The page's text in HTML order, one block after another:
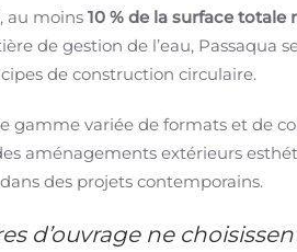
au moins 10 % de la surface totale
de gestion de l’eau, Passaqua
de construction circulaire.
gamme variée de formats et de
aménagements extérieurs
des projets contemporains.
d’ouvrage ne